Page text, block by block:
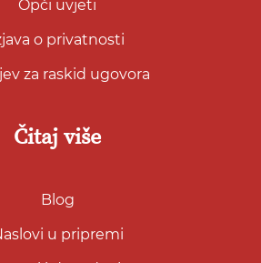
Opći uvjeti
o privatnosti
za raskid ugovora
Čitaj više
Blog
u pripremi